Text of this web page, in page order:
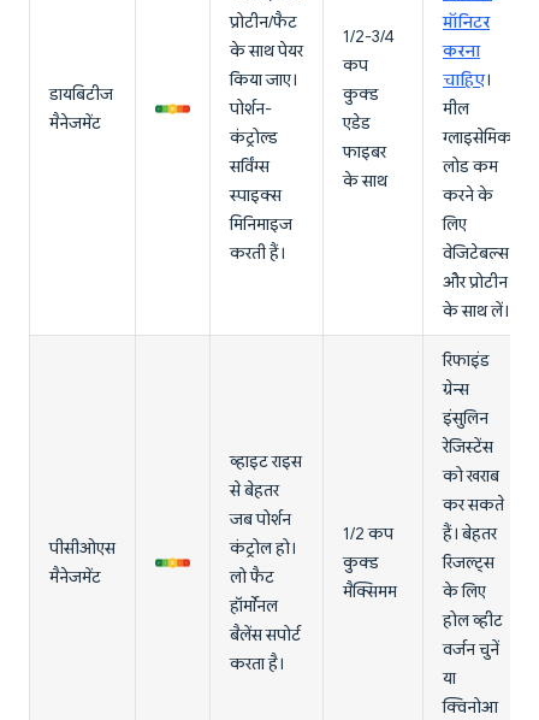
डायबिटीज
मैनेजमेंट
प्रोटीन/फैट
के साथ पेयर
किया जाए।
पोर्शन-
कंट्रोल्ड
सर्विंग्स
स्पाइक्स
मिनिमाइज
करती हैं।
1/2-3/4
कप
कुक्ड
एडेड
फाइबर
के साथ
मॉनिटर
करना
चाहिए।
मील
ग्लाइसेमिक
लोड कम
करने के
लिए
वेजिटेबल्स
और प्रोटीन
के साथ लें।
पीसीओएस
मैनेजमेंट
व्हाइट राइस
से बेहतर
जब पोर्शन
कंट्रोल हो।
लो फैट
हॉर्मोनल
बैलेंस सपोर्ट
करता है।
1/2 कप
कुक्ड
मैक्सिमम
रिफाइंड
ग्रेन्स
इंसुलिन
रेजिस्टेंस
को खराब
कर सकते
हैं। बेहतर
रिजल्ट्स
के लिए
होल व्हीट
वर्जन चुनें
या
क्विनोआ